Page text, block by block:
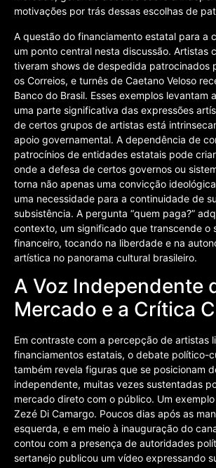
motivações por trás dessas escolhas de
A questão do financiamento estatal para a
um ponto central nesta discussão. Artistas
tiveram shows de despedida patrocinados
os Correios, e turnês de Caetano Veloso
Banco do Brasil. Esses exemplos levantam
uma parte significativa das expressões
de certos grupos de artistas está
apoio governamental. A dependência de
patrocínios de entidades estatais pode
onde a defesa de certos governos ou
torna não apenas uma convicção
uma necessidade para a continuidade de
subsistência. A pergunta “quem paga?”
contexto, um significado que transcende o
financeiro, tocando na liberdade e na
artística no panorama cultural brasileiro.
A Voz Independente
Mercado e a Crítica
Em contraste com a percepção de artistas
financiamentos estatais, o debate político-
também revela figuras que se posicionam
independente, muitas vezes sustentadas
mercado direto com o público. Um
Zezé Di Camargo. Poucos dias após as
esquerda, e em meio à inauguração do
contou com a presença de autoridades
sertanejo publicou um vídeo expressando